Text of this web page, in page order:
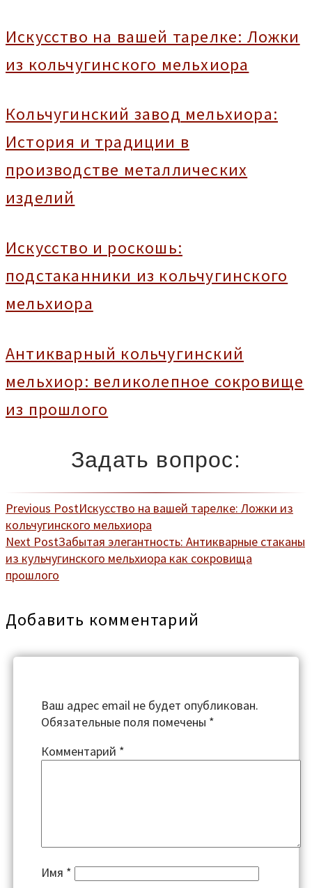
Искусство на вашей тарелке: Ложки
из кольчугинского мельхиора
Кольчугинский завод мельхиора:
История и традиции в
производстве металлических
изделий
Искусство и роскошь:
подстаканники из кольчугинского
мельхиора
Антикварный кольчугинский
мельхиор: великолепное сокровище
из прошлого
Задать вопрос:
Previous PostИскусство на вашей тарелке: Ложки из
кольчугинского мельхиора
Next PostЗабытая элегантность: Антикварные стаканы
из кульчугинского мельхиора как сокровища
прошлого
Добавить комментарий
Ваш адрес email не будет опубликован.
Обязательные поля помечены *
Комментарий *
Имя *